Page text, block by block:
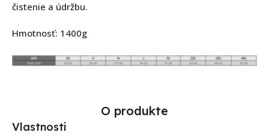
čistenie a údržbu.
Hmotnosť: 1400g
O produkte
Vlastnosti